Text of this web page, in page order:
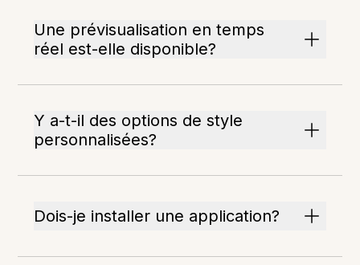
Une prévisualisation en temps
réel est-elle disponible?
Y a-t-il des options de style
personnalisées?
Dois-je installer une application?